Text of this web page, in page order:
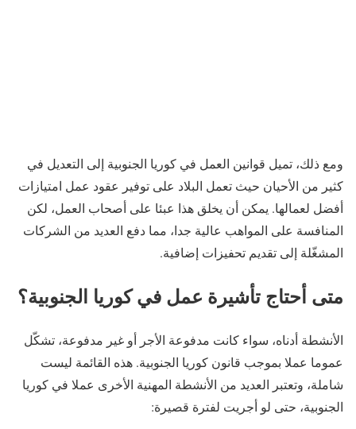
ومع ذلك، تميل قوانين العمل في كوريا الجنوبية إلى التعديل في
كثير من الأحيان حيث تعمل البلاد على توفير عقود عمل امتيازات
أفضل لعمالها. يمكن أن يخلق هذا عبئا على أصحاب العمل، لكن
المنافسة على المواهب عالية جدا، مما دفع العديد من الشركات
المشغّلة إلى تقديم تحفيزات إضافية.
متى أحتاج تأشيرة عمل في كوريا الجنوبية؟
الأنشطة أدناه، سواء كانت مدفوعة الأجر أو غير مدفوعة، تشكّل
عموما عملا بموجب قانون كوريا الجنوبية. هذه القائمة ليست
شاملة، وتعتبر العديد من الأنشطة المهنية الأخرى عملا في كوريا
الجنوبية، حتى لو أجريت لفترة قصيرة: